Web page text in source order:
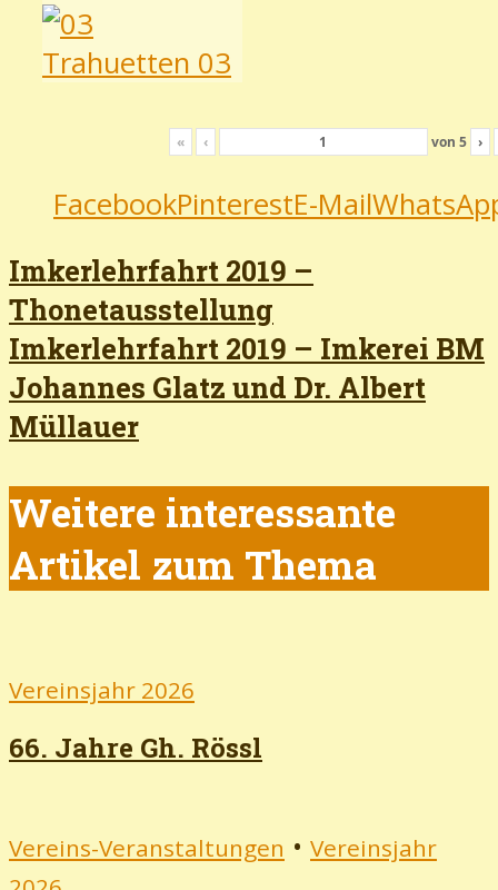
« ‹ von 5 ›
FacebookPinterestE-Mail
Imkerlehrfahrt 2019 –
Thonetausstellung
Imkerlehrfahrt 2019 – Imkerei BM
Johannes Glatz und Dr. Albert
Müllauer
Weitere interessante
Artikel zum Thema
Vereinsjahr 2026
66. Jahre Gh. Rössl
Vereins-Veranstaltungen • Vereinsjahr